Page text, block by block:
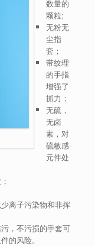
数量的
颗粒;
无粉无
尘指
套；
带纹理
的手指
增强了
抓力；
无硫，
无卤
素，对
硫敏感
元件处
离子污染物和非挥
，不污损的手套可
的风险。